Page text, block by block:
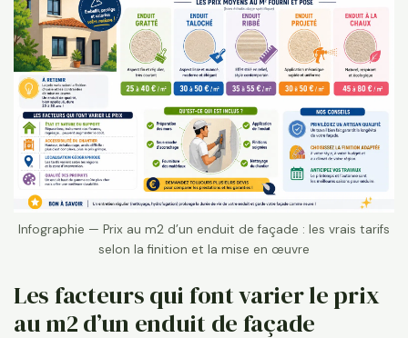
Infographie — Prix au m2 d’un enduit de façade : les vrais tarifs
selon la finition et la mise en œuvre
Les facteurs qui font varier le prix
au m2 d’un enduit de façade